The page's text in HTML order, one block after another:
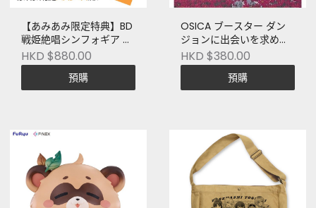
【あみあみ限定特典】BD
戦姫絶唱シンフォギア フ
ィルムコンサート2025
「SymphoNare」(Blu-
ray Disc)[キングレコー
ド]
HKD $880.00
預購
OSICA ブースター ダン
ジョンに出会いを求める
のは間違っているだろう
かV
HKD $380.00
預購